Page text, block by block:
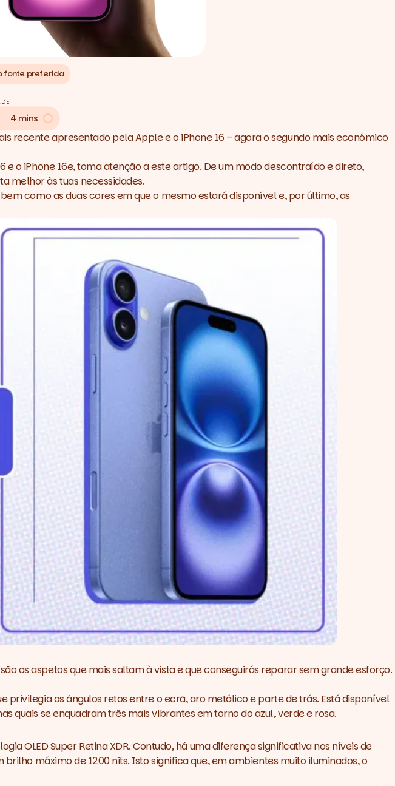
fonte preferida
4 mins
recente apresentado pela Apple e o iPhone 16 – agora o segundo mais económico
o iPhone 16e, toma atenção a este artigo. De um modo descontraído e direto,
melhor às tuas necessidades.
como as duas cores em que o mesmo estará disponível e, por último, as
os aspetos que mais saltam à vista e que conseguirás reparar sem grande esforço.
privilegia os ângulos retos entre o ecrã, aro metálico e parte de trás. Está disponível
quais se enquadram três mais vibrantes em torno do azul, verde e rosa.
OLED Super Retina XDR. Contudo, há uma diferença significativa nos níveis de
máximo de 1200 nits. Isto significa que, em ambientes muito iluminados, o